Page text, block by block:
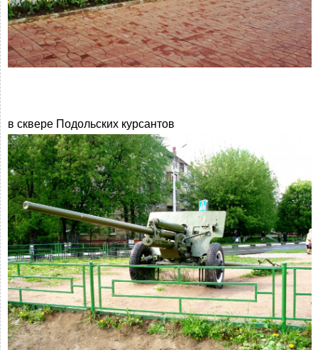
в сквере Подольских курсантов